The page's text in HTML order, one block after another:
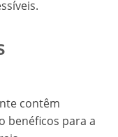
contêm
benéficos para a